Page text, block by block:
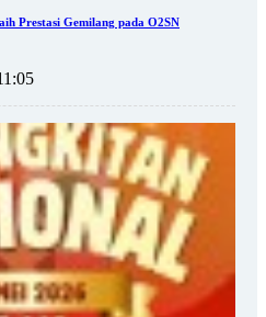
Prestasi Gemilang pada O2SN